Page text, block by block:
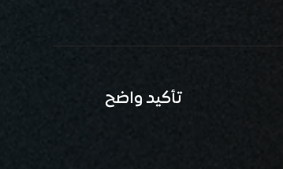
تأكيد واضح